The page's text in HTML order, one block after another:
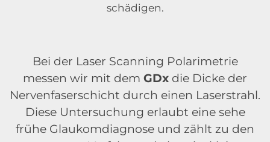
schädigen.
Bei der Laser Scanning Polarimetrie
messen wir mit dem GDx die Dicke der
Nervenfaserschicht durch einen Laserstrahl.
Diese Untersuchung erlaubt eine sehe
frühe Glaukomdiagnose und zählt zu den